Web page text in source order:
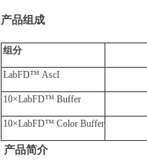
产品组成
组分
LabFD™ AscI
10×LabFD™ Buffer
10×LabFD™ Color Buffer
产品简介